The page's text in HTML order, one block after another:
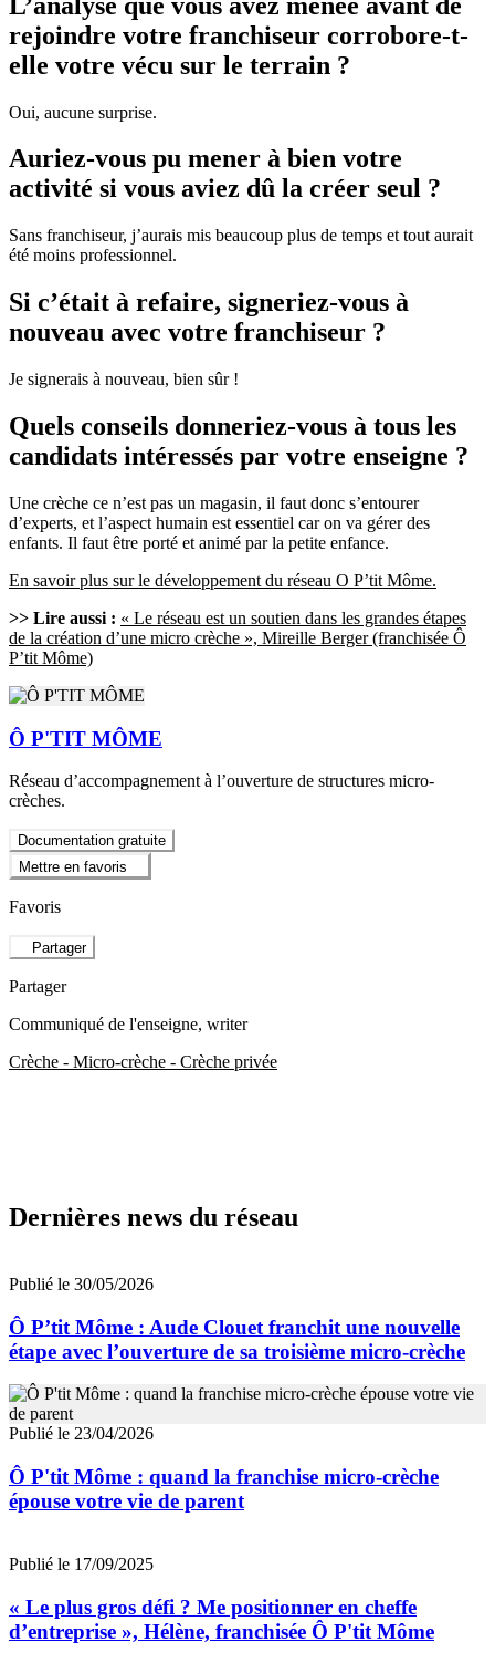
rejoindre votre franchiseur corrobore-t-
elle votre vécu sur le terrain ?
Oui, aucune surprise.
Auriez-vous pu mener à bien votre
activité si vous aviez dû la créer seul ?
Sans franchiseur, j’aurais mis beaucoup plus de temps et tout aurait
été moins professionnel.
Si c’était à refaire, signeriez-vous à
nouveau avec votre franchiseur ?
Je signerais à nouveau, bien sûr !
Quels conseils donneriez-vous à tous les
candidats intéressés par votre enseigne ?
Une crèche ce n’est pas un magasin, il faut donc s’entourer
d’experts, et l’aspect humain est essentiel car on va gérer des
enfants. Il faut être porté et animé par la petite enfance.
En savoir plus sur le développement du réseau O P’tit Môme.
>> Lire aussi : « Le réseau est un soutien dans les grandes étapes
de la création d’une micro crèche », Mireille Berger (franchisée Ô
P’tit Môme)
Ô P'TIT MÔME
Réseau d’accompagnement à l’ouverture de structures micro-
crèches.
Documentation gratuite
Mettre en favoris
Favoris
Partager
Partager
Communiqué de l'enseigne, writer
Crèche - Micro-crèche - Crèche privée
Dernières news du réseau
Publié le 30/05/2026
Ô P’tit Môme : Aude Clouet franchit une nouvelle
étape avec l’ouverture de sa troisième micro-crèche
Publié le 23/04/2026
Ô P'tit Môme : quand la franchise micro-crèche
épouse votre vie de parent
Publié le 17/09/2025
« Le plus gros défi ? Me positionner en cheffe
d’entreprise », Hélène, franchisée Ô P'tit Môme